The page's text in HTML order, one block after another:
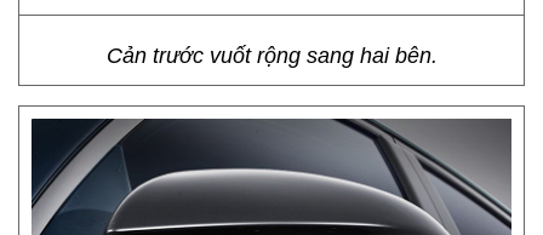
Cản trước vuốt rộng sang hai bên.